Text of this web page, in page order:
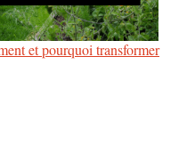
et pourquoi transformer